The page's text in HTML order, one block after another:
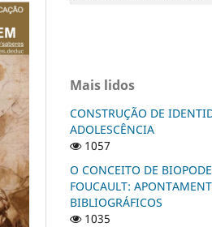
Mais lidos
CONSTRUÇÃO DE
ADOLESCÊNCIA
1057
O CONCEITO DE
FOUCAULT:
BIBLIOGRÁFICOS
1035